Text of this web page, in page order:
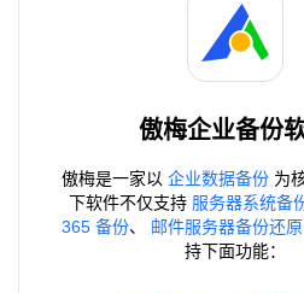
傲梅企业备份
傲梅是一家以 企业数据备份 为
下软件不仅支持 服务器系统备
365 备份、 邮件服务器备份还原
持下面功能：